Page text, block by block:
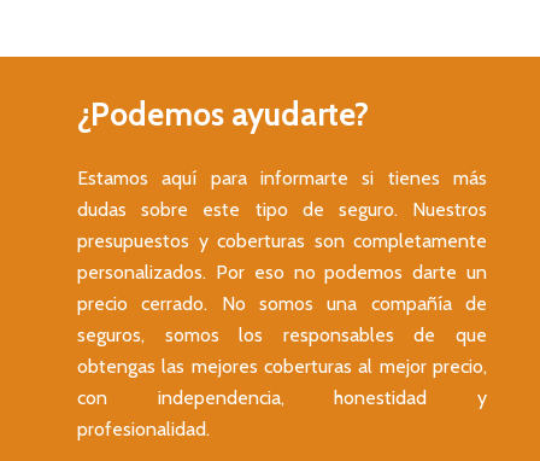
¿Podemos ayudarte?
Estamos aquí para informarte si tienes más
dudas sobre este tipo de seguro. Nuestros
presupuestos y coberturas son completamente
personalizados. Por eso no podemos darte un
precio cerrado. No somos una compañía de
seguros, somos los responsables de que
obtengas las mejores coberturas al mejor precio,
con independencia, honestidad y
profesionalidad.